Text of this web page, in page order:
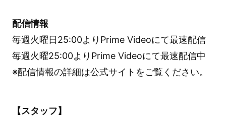
配信情報
毎週火曜日25:00よりPrime Videoにて最速配信
毎週火曜25:00よりPrime Videoにて最速配信中
※配信情報の詳細は公式サイトをご覧ください。
【スタッフ】